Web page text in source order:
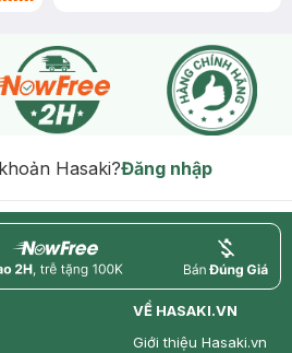
Hasaki?Đăng nhập
price
VỀ HASAKI.VN
Giới thiệu Hasaki.vn